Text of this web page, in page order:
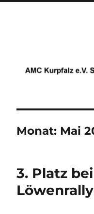
AMC
Monat: Mai
3. Platz